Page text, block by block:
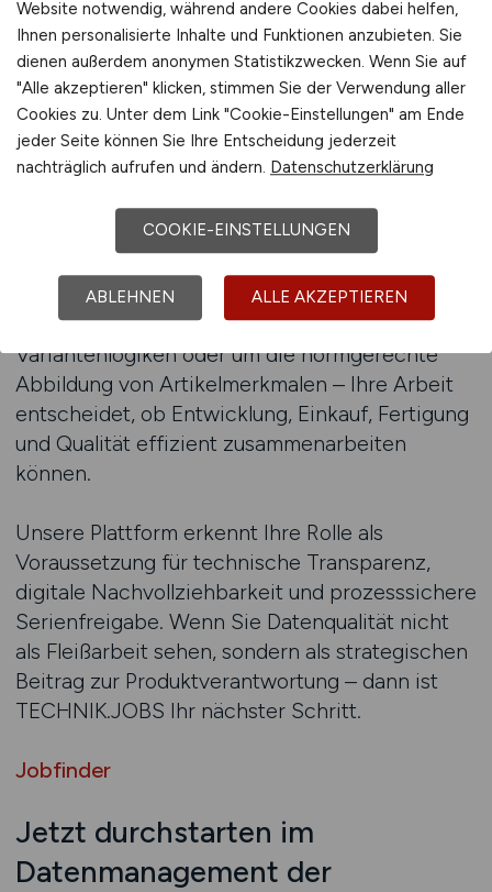
betreuen Systemumstellungen oder sorgen für
Normkonformität in der Produktstruktur?
TECHNIK.JOBS bringt Sie mit Unternehmen
zusammen, bei denen Produktdaten als
Entwicklungskapital verstanden werden – nicht
als Nebenprodukt. Hier werden Sie nicht als
Datenpfleger, sondern als
Lifecycle-Regeln im PLM-System geht, um die
Pflege von Konfigurationsmerkmalen in
Variantenlogiken oder um die normgerechte
Abbildung von Artikelmerkmalen – Ihre Arbeit
entscheidet, ob Entwicklung, Einkauf, Fertigung
und Qualität effizient zusammenarbeiten
können.
Unsere Plattform erkennt Ihre Rolle als
Voraussetzung für technische Transparenz,
digitale Nachvollziehbarkeit und prozesssichere
Serienfreigabe. Wenn Sie Datenqualität nicht
als Fleißarbeit sehen, sondern als strategischen
Beitrag zur Produktverantwortung – dann ist
TECHNIK.JOBS Ihr nächster Schritt.
Jobfinder
Jetzt durchstarten im
Datenmanagement der
Website notwendig, während andere Cookies dabei helfen,
Ihnen personalisierte Inhalte und Funktionen anzubieten. Sie
dienen außerdem anonymen Statistikzwecken. Wenn Sie auf
"Alle akzeptieren" klicken, stimmen Sie der Verwendung aller
Cookies zu. Unter dem Link "Cookie-Einstellungen" am Ende
jeder Seite können Sie Ihre Entscheidung jederzeit
nachträglich aufrufen und ändern. Datenschutzerklärung
COOKIE-EINSTELLUNGEN
ABLEHNEN ALLE AKZEPTIEREN